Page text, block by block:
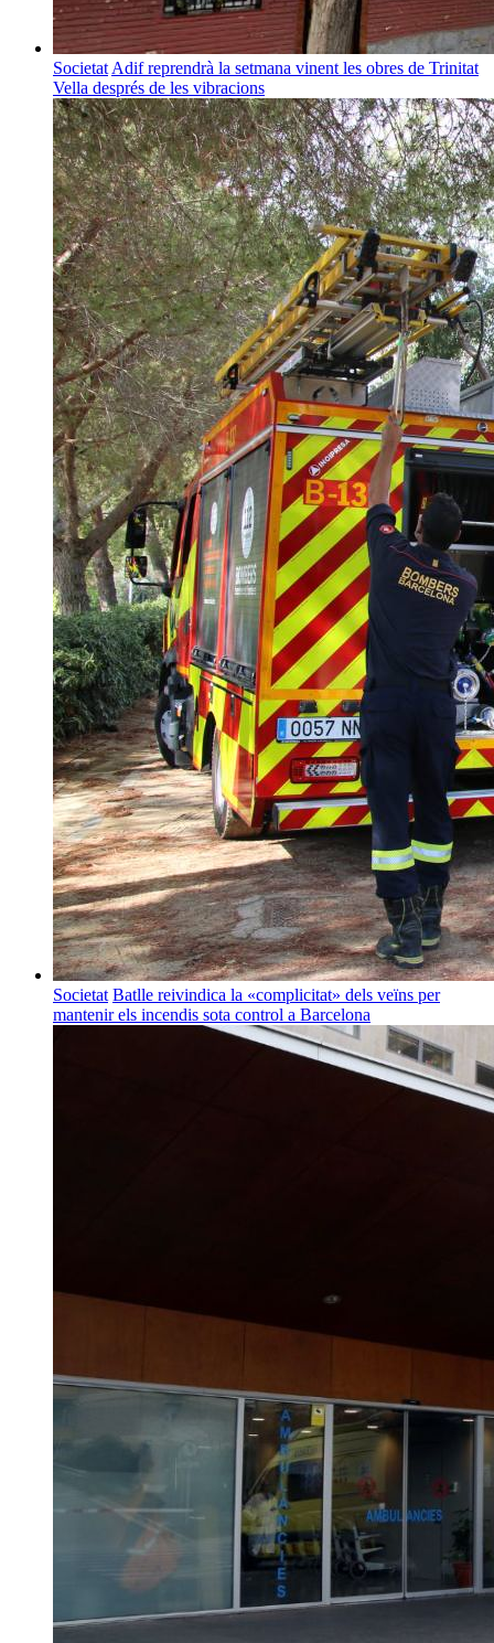
Societat Adif reprendrà la setmana vinent les obres de Trinitat
Vella després de les vibracions
Societat Batlle reivindica la «complicitat» dels veïns per
mantenir els incendis sota control a Barcelona